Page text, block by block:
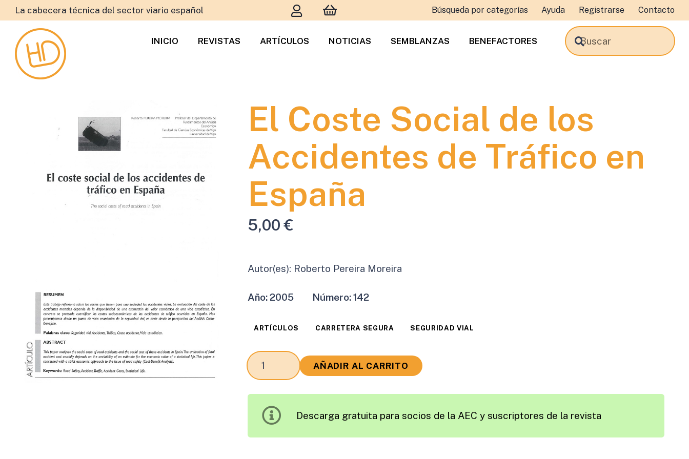
La cabecera técnica del sector viario español Búsqueda por categorías Ayuda Registrarse Contacto
INICIO REVISTAS ARTÍCULOS NOTICIAS SEMBLANZAS BENEFACTORES
El Coste Social de los
Accidentes de Tráfico en
España
5,00€
Autor(es): Roberto Pereira Moreira
Año:2005 Número:142
ARTÍCULOS CARRETERA SEGURA SEGURIDAD VIAL
El
Coste
AÑADIR AL CARRITO
Descarga gratuita para socios de la AEC y suscriptores de la revista